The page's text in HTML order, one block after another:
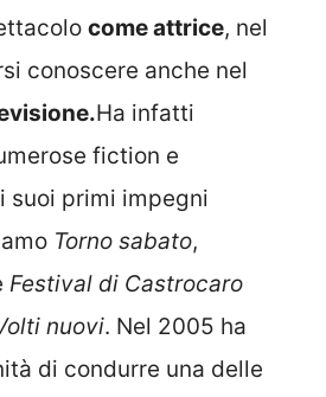
come attrice, nel
conoscere anche nel
Ha infatti
fiction e
suoi primi impegni
Torno sabato,
Festival di Castrocaro
nuovi. Nel 2005 ha
di condurre una delle